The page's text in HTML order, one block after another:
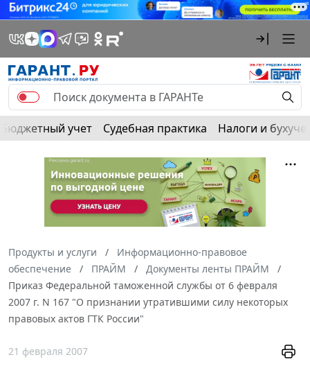
Бюджетный учет Судебная практика Налоги и
Продукты и услуги
Информационно-правовое
обеспечение
ПРАЙМ
Документы ленты ПРАЙМ
Приказ Федеральной таможенной службы от 6 февраля
2007 г. N 167 "О признании утратившими силу некоторых
правовых актов ГТК России"
21 февраля 2007